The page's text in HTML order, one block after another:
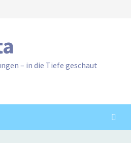
– in die Tiefe geschaut